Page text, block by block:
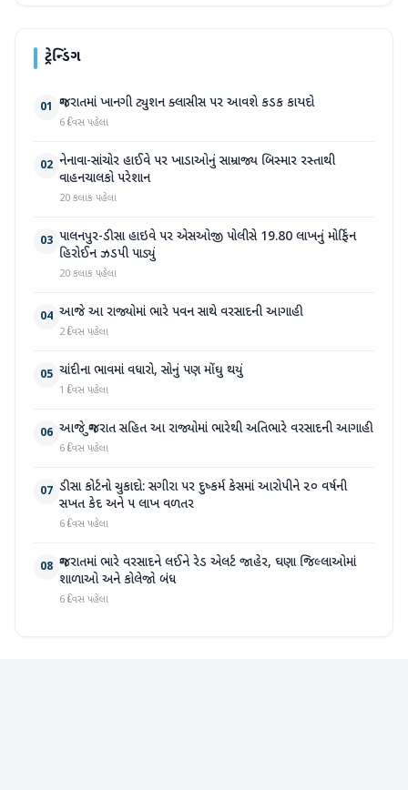
ટ્રેન્ડિંગ
01 ગુજરાતમાં ખાનગી ટ્યુશન ક્લાસીસ પર આવશે કડક કાયદો
6 દિવસ પહેલા
02 નેનાવા-સાંચોર હાઈવે પર ખાડાઓનું સામ્રાજ્ય બિસ્માર રસ્તાથી
વાહનચાલકો પરેશાન
20 કલાક પહેલા
03 પાલનપુર-ડીસા હાઇવે પર એસઓજી પોલીસે 19.80 લાખનું મોર્ફિન
હિરોઈન ઝડપી પાડ્યું
20 કલાક પહેલા
04 આજે આ રાજ્યોમાં ભારે પવન સાથે વરસાદની આગાહી
2 દિવસ પહેલા
05 ચાંદીના ભાવમાં વધારો, સોનું પણ મોંઘુ થયું
1 દિવસ પહેલા
06 આજે ગુજરાત સહિત આ રાજ્યોમાં ભારેથી અતિભારે વરસાદની આગાહી
6 દિવસ પહેલા
07 ડીસા કોર્ટનો ચુકાદો: સગીરા પર દુષ્કર્મ કેસમાં આરોપીને ૨૦ વર્ષની
સખત કેદ અને ૫ લાખ વળતર
6 દિવસ પહેલા
08 ગુજરાતમાં ભારે વરસાદને લઈને રેડ એલર્ટ જાહેર, ઘણા જિલ્લાઓમાં
શાળાઓ અને કોલેજો બંધ
6 દિવસ પહેલા